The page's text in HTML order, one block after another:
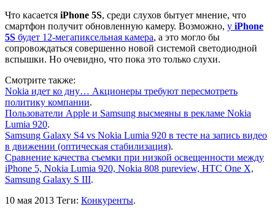
Что касается iPhone 5S, среди слухов бытует мнение, что
смартфон получит обновленную камеру. Возможно, у iPhone
5S будет 12-мегапиксельная камера, а это могло бы
сопровождаться совершенно новой системой светодиодной
вспышки. Но очевидно, что пока это только слухи.
Смотрите также:
Nokia идет ко дну… Акционеры требуют пересмотреть
политику компании.
Пользователи Apple и Samsung высмеяны в рекламе Nokia
Lumia 920.
Samsung Galaxy S4 vs Nokia Lumia 920 в тесте на запись видео
в движении (оптическая стабилизация).
Сравнение качества съемки при низкой освещенности между
iPhone 5, Nokia Lumia 920, Nokia 808 pureview, HTC One X,
Samsung Galaxy S III.
10 мая 2013 Теги: Конкуренты.